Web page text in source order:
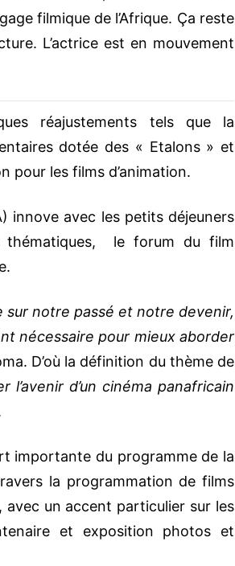
filmique de l’Afrique. Ça reste
L’actrice est en mouvement
réajustements tels que la
dotée des « Etalons » et
pour les films d’animation.
innove avec les petits déjeuners
thématiques, le forum du film
sur notre passé et notre devenir,
nécessaire pour mieux aborder
D’où la définition du thème de
d’un cinéma panafricain
importante du programme de la
la programmation de films
avec un accent particulier sur les
et exposition photos et